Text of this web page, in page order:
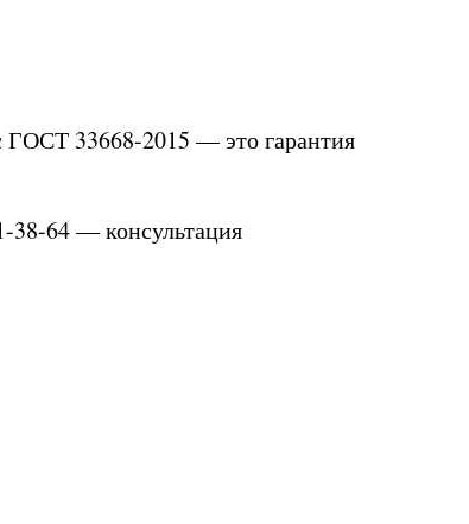
ГОСТ 33668-2015 — это гарантия
38-64 — консультация